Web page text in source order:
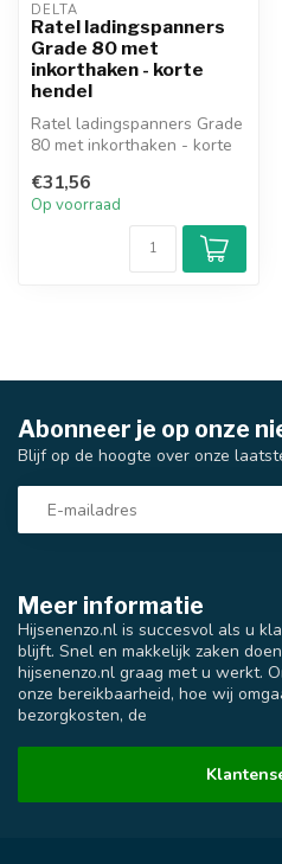
DELTA
Ratel ladingspanners
Grade 80 met
inkorthaken - korte
hendel
Ratel ladingspanners Grade
80 met inkorthaken - korte
€31,56
Op voorraad
Meer informatie
Hijsenenzo.nl is succesvol als u
blijft. Snel en makkelijk zaken
hijsenenzo.nl graag met u werkt.
onze bereikbaarheid, hoe wij
bezorgkosten, de
Abonneer je op onze
Blijf op de hoogte over onze